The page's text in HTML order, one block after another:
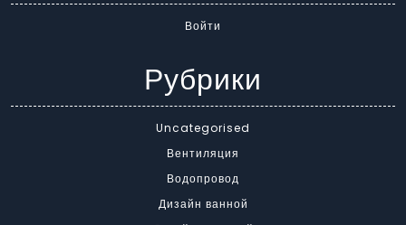
Войти
Рубрики
Uncategorised
Вентиляция
Водопровод
Дизайн ванной